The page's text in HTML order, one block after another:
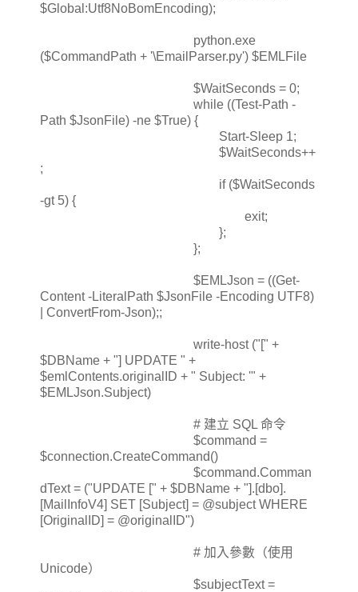
$Global:Utf8NoBomEncoding);
python.exe
($CommandPath + '\EmailParser.py') $EMLFile
$WaitSeconds = 0;
while ((Test-Path -
Path $JsonFile) -ne $True) {
Start-Sleep 1;
$WaitSeconds++
;
if ($WaitSeconds
-gt 5) {
exit;
};
};
$EMLJson = ((Get-
Content -LiteralPath $JsonFile -Encoding UTF8)
| ConvertFrom-Json);;
write-host ("[" +
$DBName + "] UPDATE " +
$emlContents.originalID + " Subject: '" +
$EMLJson.Subject)
# 建立 SQL 命令
$command =
$connection.CreateCommand()
$command.Comman
dText = ("UPDATE [" + $DBName + "].[dbo].
[MailInfoV4] SET [Subject] = @subject WHERE
[OriginalID] = @originalID")
# 加入參數（使用
Unicode）
$subjectText =